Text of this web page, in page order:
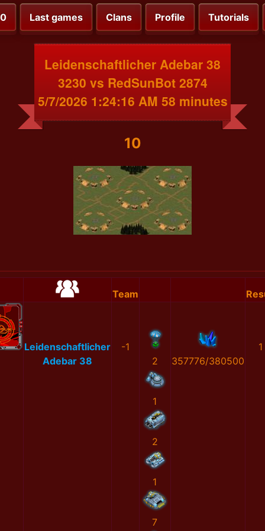
Last games Clans Profile Tutorials
Leidenschaftlicher Adebar 38
3230 vs RedSunBot 2874
5/7/2026 1:24:16 AM 58 minutes
10
Team
Leidenschaftlicher
Adebar 38
-1
2
1
2
1
7
357776/380500
1